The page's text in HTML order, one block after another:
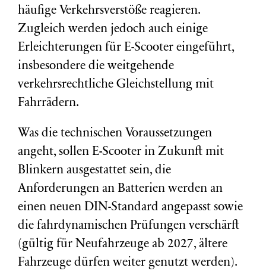
häufige Verkehrsverstöße reagieren.
Zugleich werden jedoch auch einige
Erleichterungen für E-Scooter eingeführt,
insbesondere die weitgehende
verkehrsrechtliche Gleichstellung mit
Fahrrädern.
Was die technischen Voraussetzungen
angeht, sollen E-Scooter in Zukunft mit
Blinkern ausgestattet sein, die
Anforderungen an Batterien werden an
einen neuen DIN-Standard angepasst sowie
die fahrdynamischen Prüfungen verschärft
(gültig für Neufahrzeuge ab 2027, ältere
Fahrzeuge dürfen weiter genutzt werden).